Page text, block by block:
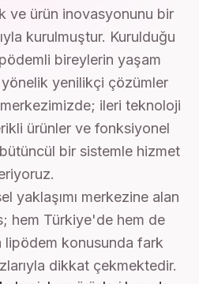
ve ürün inovasyonunu bir
kurulmuştur. Kurulduğu
bireylerin yaşam
yönelik yenilikçi çözümler
ileri teknoloji
ürünler ve fonksiyonel
bir sistemle hizmet
yaklaşımı merkezine alan
hem Türkiye'de hem de
lipödem konusunda fark
dikkat çekmektedir.